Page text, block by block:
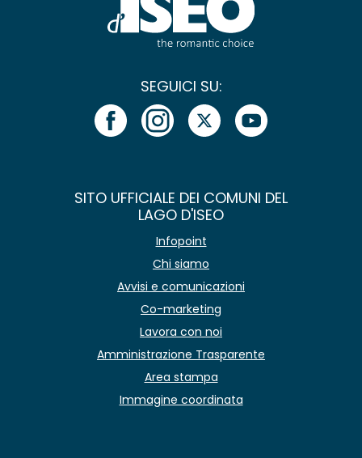
SEGUICI SU:
SITO UFFICIALE DEI COMUNI DEL
LAGO D'ISEO
Infopoint
Chi siamo
Avvisi e comunicazioni
Co-marketing
Lavora con noi
Amministrazione Trasparente
Area stampa
Immagine coordinata